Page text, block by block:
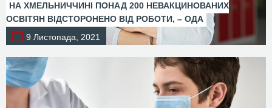
НА ХМЕЛЬНИЧЧИНІ ПОНАД 200 НЕВАКЦИНОВАНИХ
ОСВІТЯН ВІДСТОРОНЕНО ВІД РОБОТИ, – ОДА
9 Листопада, 2021